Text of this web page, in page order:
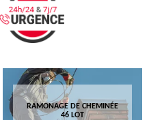
RAMONAGE DE CHEMINÉE
46 LOT